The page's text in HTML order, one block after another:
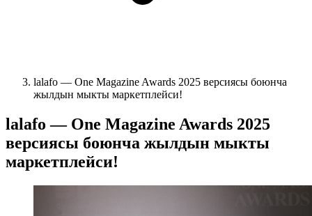
lalafo — One Magazine Awards 2025 версиясы боюнча
жылдын мыкты маркетплейси!
lalafo — One Magazine Awards 2025
версиясы боюнча жылдын мыкты
маркетплейси!